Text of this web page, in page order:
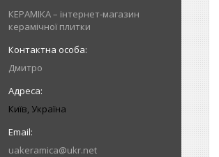
КЕРАМІКА – інтернет-магазин
керамічної плитки
Дмитро
Київ, Україна
uakeramica@ukr.net